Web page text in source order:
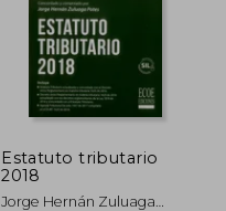
Estatuto tributario
2018
Jorge Hernán Zuluaga